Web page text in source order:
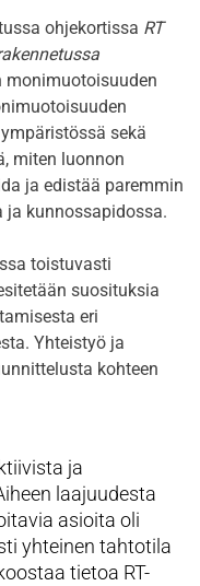
ohjekortissa RT
sekä
miten luonnon
ja edistää paremmin
ja kunnossapidossa.
toistuvasti
suosituksia
eri
Yhteistyö ja
kohteen
ja
laajuudesta
asioita oli
yhteinen tahtotila
tietoa RT-